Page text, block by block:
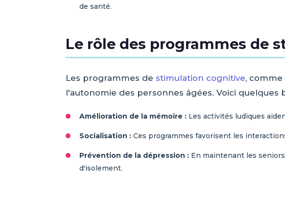
de santé.
Le rôle des programmes de
Les programmes de stimulation cognitive, comme
l'autonomie des personnes âgées. Voici quelques
Amélioration de la mémoire : Les activités ludiques
Socialisation : Ces programmes favorisent les
Prévention de la dépression : En maintenant les
d'isolement.